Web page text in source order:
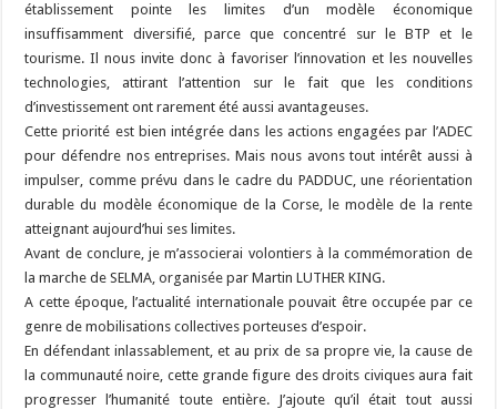
établissement pointe les limites d’un modèle économique
insuffisamment diversifié, parce que concentré sur le BTP et le
tourisme. Il nous invite donc à favoriser l’innovation et les nouvelles
technologies, attirant l’attention sur le fait que les conditions
d’investissement ont rarement été aussi avantageuses.
Cette priorité est bien intégrée dans les actions engagées par l’ADEC
pour défendre nos entreprises. Mais nous avons tout intérêt aussi à
impulser, comme prévu dans le cadre du PADDUC, une réorientation
durable du modèle économique de la Corse, le modèle de la rente
atteignant aujourd’hui ses limites.
Avant de conclure, je m’associerai volontiers à la commémoration de
la marche de SELMA, organisée par Martin LUTHER KING.
A cette époque, l’actualité internationale pouvait être occupée par ce
genre de mobilisations collectives porteuses d’espoir.
En défendant inlassablement, et au prix de sa propre vie, la cause de
la communauté noire, cette grande figure des droits civiques aura fait
progresser l’humanité toute entière. J’ajoute qu’il était tout aussi